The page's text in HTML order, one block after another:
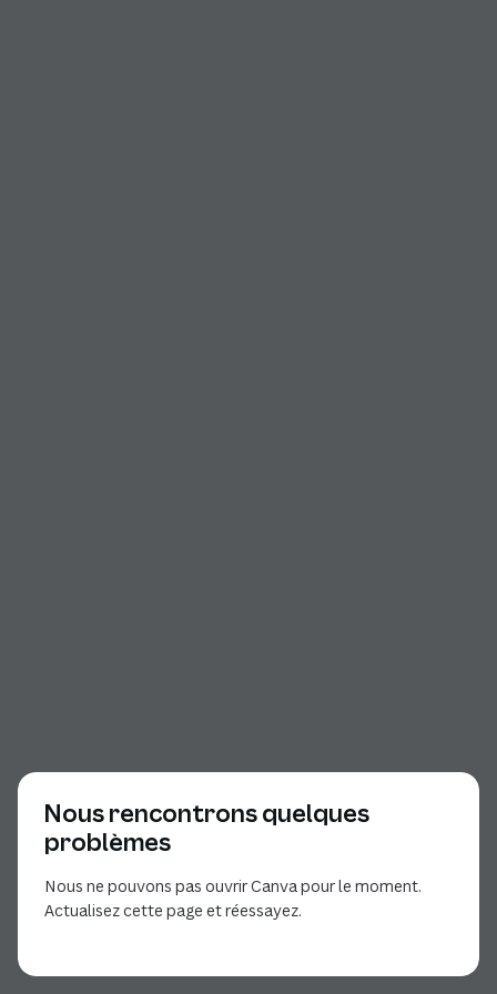
Nous rencontrons quelques
problèmes
Nous ne pouvons pas ouvrir Canva pour le moment.
Actualisez cette page et réessayez.